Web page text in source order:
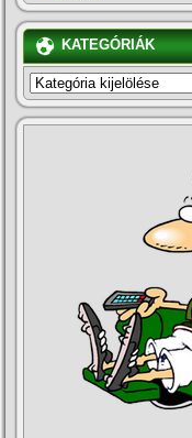
KATEGÓRIÁK
KATEGÓRIÁK